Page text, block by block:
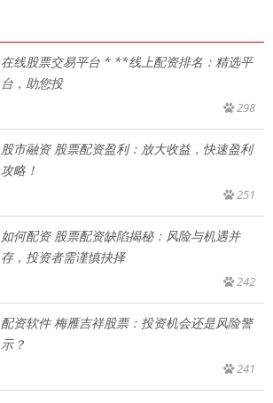
在线股票交易平台 * **线上配资排名：精选平
台，助您投
298
股市融资 股票配资盈利：放大收益，快速盈利
攻略！
251
如何配资 股票配资缺陷揭秘：风险与机遇并
存，投资者需谨慎抉择
242
配资软件 梅雁吉祥股票：投资机会还是风险警
示？
241